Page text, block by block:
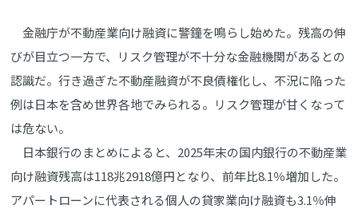
金融庁が不動産業向け融資に警鐘を鳴らし始めた。残高の伸
びが目立つ一方で、リスク管理が不十分な金融機関があるとの
認識だ。行き過ぎた不動産融資が不良債権化し、不況に陥った
例は日本を含め世界各地でみられる。リスク管理が甘くなって
は危ない。
日本銀行のまとめによると、2025年末の国内銀行の不動産業
向け融資残高は118兆2918億円となり、前年比8.1％増加した。
アパートローンに代表される個人の貸家業向け融資も3.1％伸